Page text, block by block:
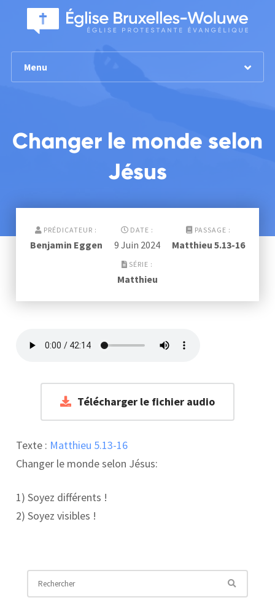
Menu
Changer le monde selon
Jésus
PRÉDICATEUR :
Benjamin Eggen
DATE :
9 Juin 2024
PASSAGE :
Matthieu 5.13-16
SÉRIE :
Matthieu
Télécharger le fichier audio
Texte : Matthieu 5.13-16
Changer le monde selon Jésus:
1) Soyez différents !
2) Soyez visibles !